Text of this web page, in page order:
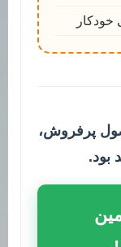
پرفروش،